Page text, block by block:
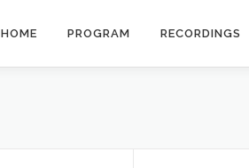
HOME PROGRAM RECORDINGS